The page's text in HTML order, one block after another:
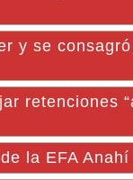
y se
retenciones
la EFA Anahí